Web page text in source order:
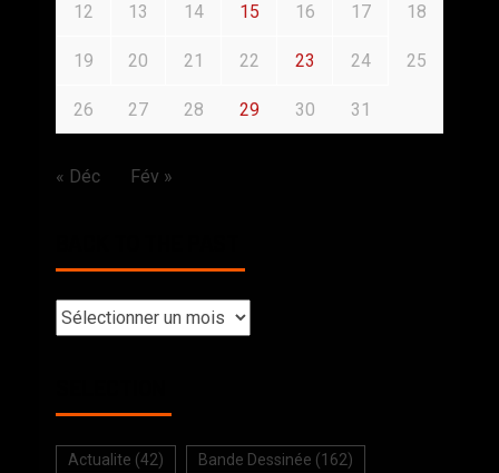
12 13 14 15 16 17 18
19 20 21 22 23 24 25
26 27 28 29 30 31
« Déc Fév »
Actualite (42) Bande Dessinée (162)